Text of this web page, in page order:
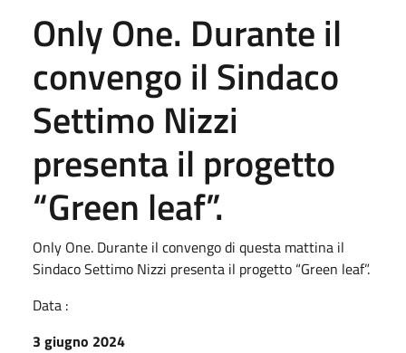
Only One. Durante il
convengo il Sindaco
Settimo Nizzi
presenta il progetto
“Green leaf”.
Only One. Durante il convengo di questa mattina il
Sindaco Settimo Nizzi presenta il progetto “Green leaf”.
Data :
3 giugno 2024